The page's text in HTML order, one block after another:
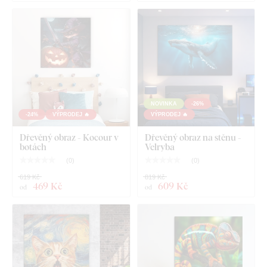
U rozměru 22x22 cm, 33x33 cm a 45x45 cm obsahuje
obraz jeden háček.
U rozměru 66x66 cm a 90x90 cm obsahuje obraz 2
háčky.
-24% VÝPRODEJ 🔥
Dřevěný obraz - Kocour v
botách
( 0)
od 469 Kč
619 Kč
NOVINKA
-26%
VÝPRODEJ 🔥
Dřevěný obraz na stěnu -
Velryba
( 0)
od 609 Kč
819 Kč